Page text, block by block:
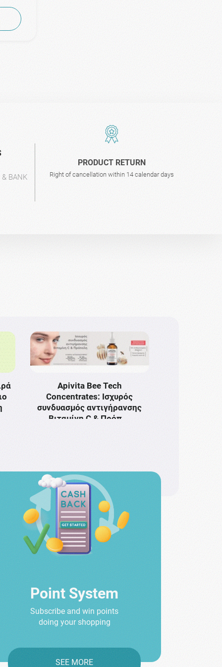
& BANK
PRODUCT RETURN
Right of cancellation within 14 calendar days
Apivita Bee Tech
Concentrates: Ισχυρός
συνδυασμός αντιγήρανσης
Bιταμίνη C & Πρόπ …
Point System
Subscribe and win points
doing your shopping
SEE MORE